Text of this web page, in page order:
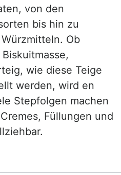
von den
bis hin zu
Ob
wie diese Teige
werden, wird en
Stepfolgen machen
Füllungen und